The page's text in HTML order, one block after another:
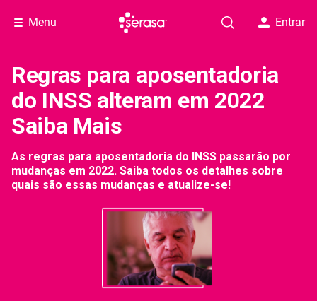
Menu Entrar
Regras para aposentadoria
do INSS alteram em 2022
Saiba Mais
As regras para aposentadoria do INSS passarão por
mudanças em 2022. Saiba todos os detalhes sobre
quais são essas mudanças e atualize-se!